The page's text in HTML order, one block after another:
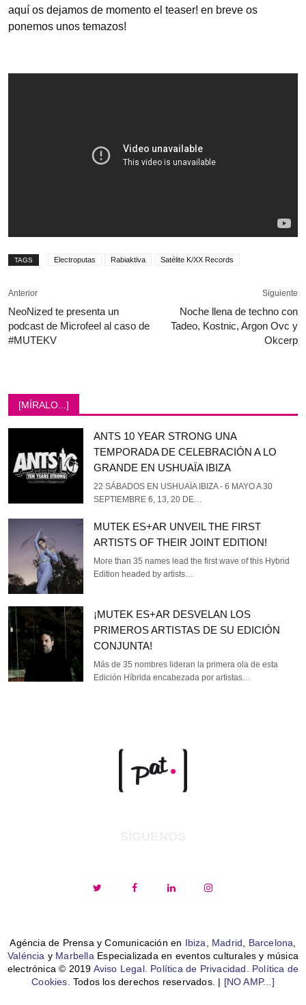
aquí os dejamos de momento el teaser! en breve os
ponemos unos temazos!
TAGS Electroputas Rabiaktiva Satélite K/XX Records
Anterior
NeoNized te presenta un
podcast de Microfeel al caso de
#MUTEKV
Siguiente
Noche llena de techno con
Tadeo, Kostnic, Argon Ovc y
Okcerp
[MÍRALO...]
ANTS 10 YEAR STRONG UNA
TEMPORADA DE CELEBRACIÓN A LO
GRANDE EN USHUAÏA IBIZA
22 SÁBADOS EN USHUAÏA IBIZA - 6 MAYO A 30
SEPTIEMBRE 6, 13, 20 DE…
MUTEK ES+AR UNVEIL THE FIRST
ARTISTS OF THEIR JOINT EDITION!
More than 35 names lead the first wave of this Hybrid
Edition headed by artists…
¡MUTEK ES+AR DESVELAN LOS
PRIMEROS ARTISTAS DE SU EDICIÓN
CONJUNTA!
Más de 35 nombres lideran la primera ola de esta
Edición Híbrida encabezada por artistas…
Agéncia de Prensa y Comunicación en Ibiza Madrid Barcelona
Valéncia y Marbella Especializada en eventos culturales y música
electrónica © 2019 Aviso Legal. Política de Privacidad.
Política de
Cookies. Todos los derechos reservados. | [NO AMP...]